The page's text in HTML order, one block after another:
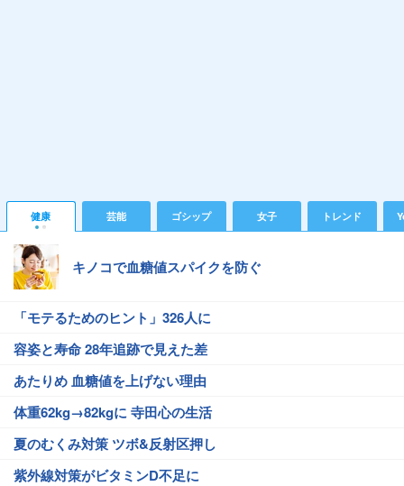
健康 芸能 ゴシップ 女子 トレンド
キノコで血糖値スパイクを防ぐ
「モテるためのヒント」326人に
容姿と寿命 28年追跡で見えた差
あたりめ 血糖値を上げない理由
体重62kg→82kgに 寺田心の生活
夏のむくみ対策 ツボ&反射区押し
紫外線対策がビタミンD不足に